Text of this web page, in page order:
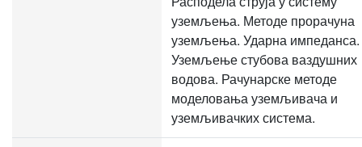
уземљења. Методе прорачуна
уземљења. Ударна импеданса.
Уземљење стубова ваздушних
водова. Рачунарске методе
моделовања уземљивача и
уземљивачких система.